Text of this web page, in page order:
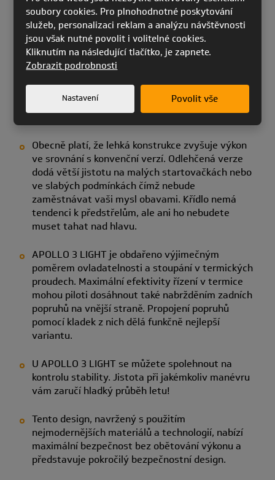
Proč mají piloti rádi APOLLO 3 LIGHT:
Obecně platí, že lehká konstrukce zvyšuje výkon
ve srovnání s konvenční verzí. Odlehčená verze
dodá větší jistotu na malých startovačkách nebo
ve slabých podmínkách čímž nebude
zaměstnávat vaši mysl obavami. Křídlo nemá
tendenci k předstřelům, ale ani ho nebudete
muset tahat nad hlavu.
APOLLO 3 LIGHT je obdařeno výjimečným
poměrem ovladatelnosti a stoupání v termických
proudech. Maximální efektivity řízení v termice
mohou piloti dosáhnout také nabržděním zadních
popruhů na vnější straně. Propojení popruhů
pomocí kladek z nich dělá funkčně nejlepší
variantu.
U APOLLO 3 LIGHT se můžete spolehnout na
kontrolu stability. Jistota při jakémkoliv manévru
vám zaručí hladký průběh letu!
Tento design, navržený s použitím
nejmodernějších materiálů a technologií, nabízí
maximální bezpečnost bez obětování výkonu a
představuje pokročilý bezpečnostní design.
soubory cookies. Pro plnohodnotné poskytování
služeb, personalizaci reklam a analýzu návštěvnosti
jsou však nutné povolit i volitelné cookies.
Kliknutím na následující tlačítko, je zapnete.
Zobrazit podrobnosti
Nastavení Povolit vše